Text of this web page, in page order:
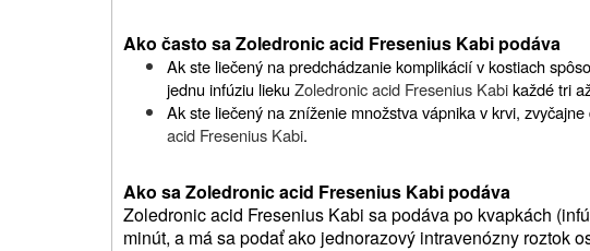
Ako často sa Zoledronic acid Fresenius Kabi podáva
Ak ste liečený na predchádzanie komplikácií v kostiach
jednu infúziu lieku Zoledronic acid Fresenius Kabikaždé tri
Ak ste liečený na zníženie množstva vápnika v krvi,
acid Fresenius Kabi.
Ako sa Zoledronic acid Fresenius Kabi podáva
Zoledronic acid Fresenius Kabi sa podáva po kvapkách
minút, a má sa podať ako jednorazový intravenózny roztok